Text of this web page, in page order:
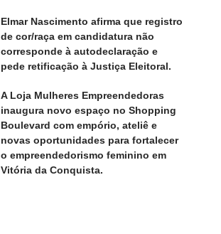
Elmar Nascimento afirma que registro
de cor/raça em candidatura não
corresponde à autodeclaração e
pede retificação à Justiça Eleitoral.
A Loja Mulheres Empreendedoras
inaugura novo espaço no Shopping
Boulevard com empório, ateliê e
novas oportunidades para fortalecer
o empreendedorismo feminino em
Vitória da Conquista.